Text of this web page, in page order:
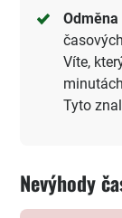
Víte,
Tyto
Nevýhody